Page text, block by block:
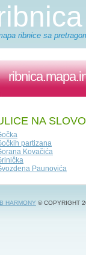
ribnice sa
NA
partizana
Kovačića
Paunovića
HARMONY © COPYRIGHT